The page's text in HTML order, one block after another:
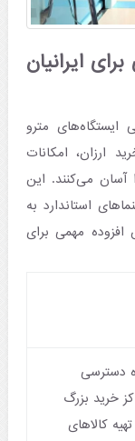
ایرانیان
ایستگاه‌های مترو
ارزان، امکانات
آسان می‌کنند. این
استاندارد به
مهمی برای
دسترسی
خرید بزرگ
کالاهای